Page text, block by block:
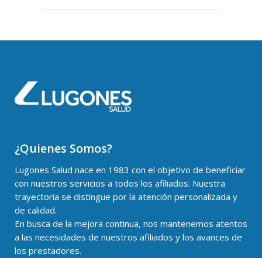
¿Quienes Somos?
Lugones Salud nace en 1983 con el objetivo de beneficiar
con nuestros servicios a todos los afiliados. Nuestra
trayectoria se distingue por la atención personalizada y
de calidad.
En busca de la mejora continua, nos mantenemos atentos
a las necesidades de nuestros afiliados y los avances de
los prestadores.